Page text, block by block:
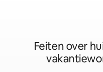
Feiten over